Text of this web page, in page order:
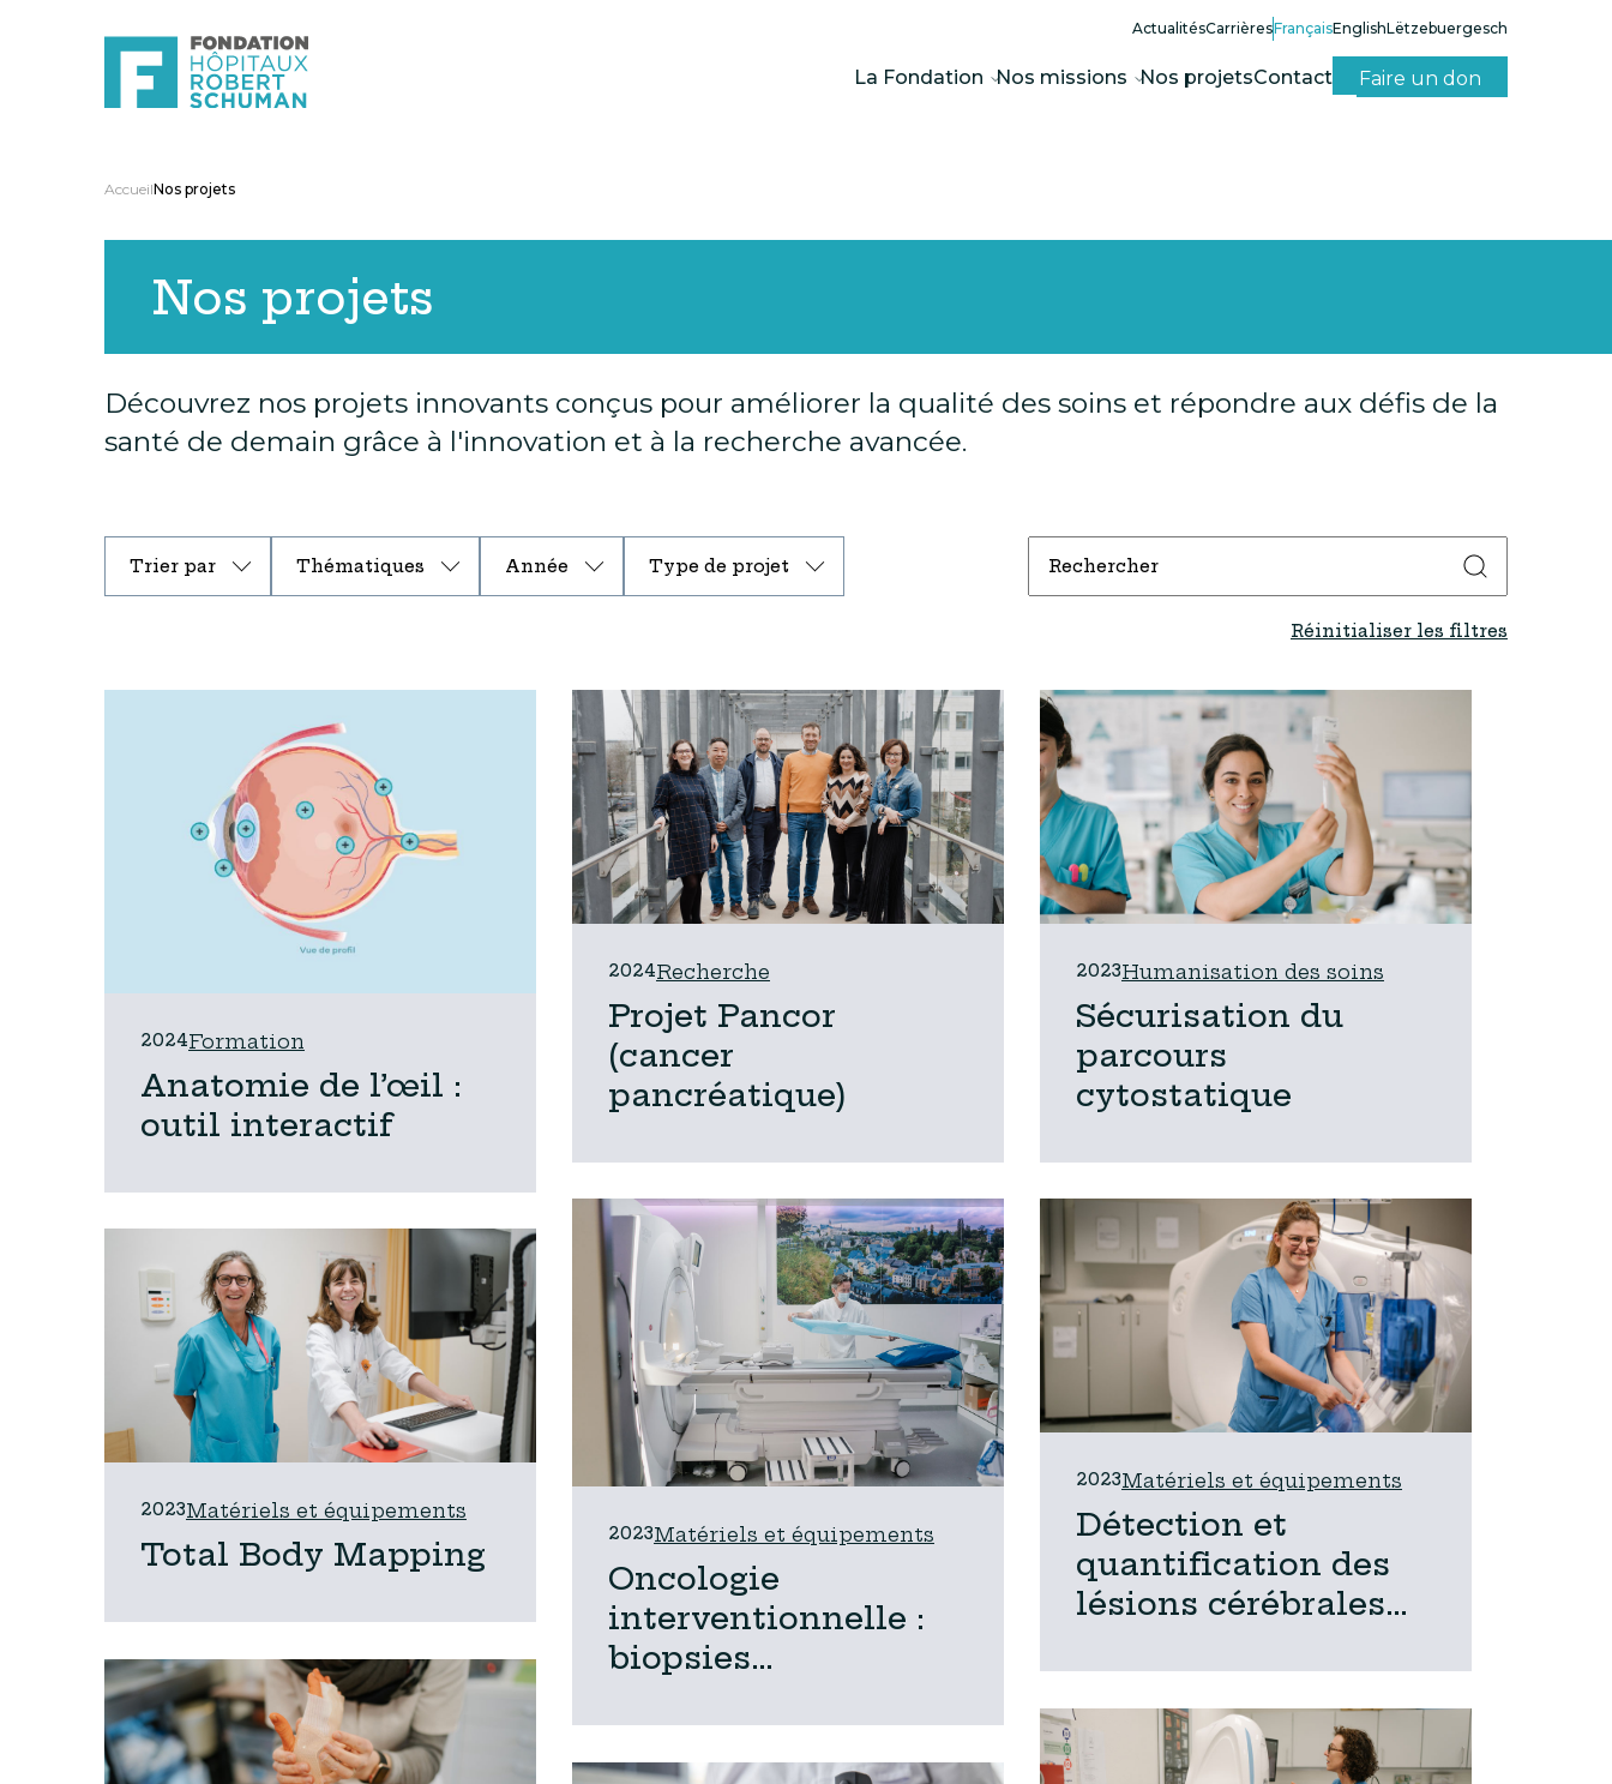
ActualitésCarrièresFrançaisEnglishLëtzebuergesch
La Fondation Nos missions Nos projetsContact Faire un don
AccueilNos projets
Nos projets
Découvrez nos projets innovants conçus pour améliorer la qualité des soins et répondre aux défis de la
santé de demain grâce à l'innovation et à la recherche avancée.
Trier par Thématiques Année Type de projet
Réinitialiser les filtres
2024Formation
Anatomie de l’œil :
outil interactif
2024Recherche
Projet Pancor
(cancer
pancréatique)
2023Humanisation des soins
Sécurisation du
parcours
cytostatique
2023Matériels et équipements
Oncologie
interventionnelle :
biopsies
2023Matériels et équipements
Détection et
quantification des
lésions cérébrales
assistée par
Intelligence
Artificielle
2023Matériels et équipements
Total Body Mapping